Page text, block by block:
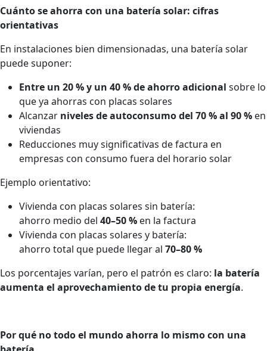
Cuánto se ahorra con una batería solar: cifras
orientativas
En instalaciones bien dimensionadas, una batería solar
puede suponer:
Entre un 20 % y un 40 % de ahorro adicional sobre lo
que ya ahorras con placas solares
Alcanzar niveles de autoconsumo del 70 % al 90 % en
viviendas
Reducciones muy significativas de factura en
empresas con consumo fuera del horario solar
Ejemplo orientativo:
Vivienda con placas solares sin batería:
ahorro medio del 40–50 % en la factura
Vivienda con placas solares y batería:
ahorro total que puede llegar al 70–80 %
Los porcentajes varían, pero el patrón es claro: la batería
aumenta el aprovechamiento de tu propia energía.
Por qué no todo el mundo ahorra lo mismo con una